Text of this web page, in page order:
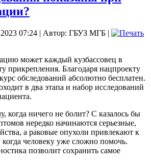
07:24 | Автор: ГБУЗ МГБ |
может каждый кузбассовец в
прикрепления. Благодаря нацпроекту
обследований абсолютно бесплатен.
в два этапа и набор исследований
когда ничего не болит? С казалось бы
нередко начинаются серьезные,
а раковые опухоли привлекают к
когда человеку уже сложно помочь.
позволит сохранить самое